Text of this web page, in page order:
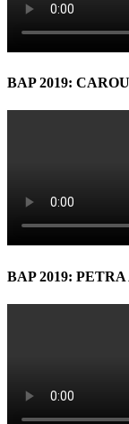
BAP 2019:
BAP 2019: